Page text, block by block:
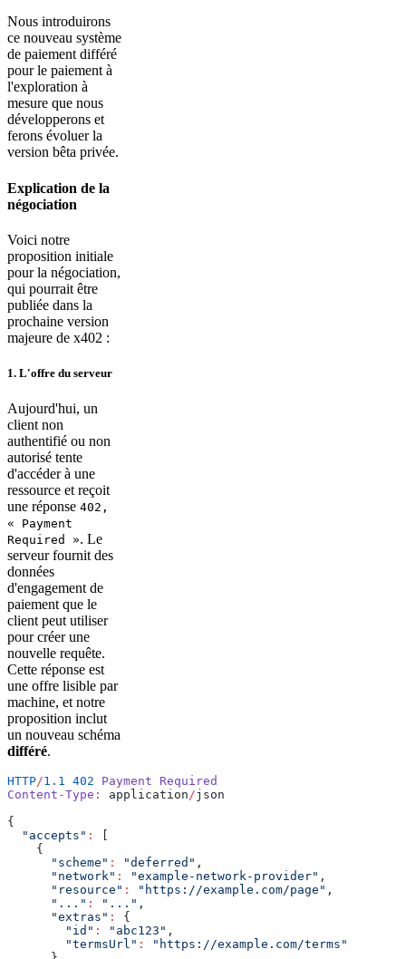
Nous introduirons
ce nouveau système
de paiement différé
pour le paiement à
l'exploration à
mesure que nous
développerons et
ferons évoluer la
version bêta privée.
Explication de la
négociation
Voici notre
proposition initiale
pour la négociation,
qui pourrait être
publiée dans la
prochaine version
majeure de x402 :
1. L'offre du serveur
Aujourd'hui, un
client non
authentifié ou non
autorisé tente
d'accéder à une
ressource et reçoit
une réponse 402,
« Payment
Required ». Le
serveur fournit des
données
d'engagement de
paiement que le
client peut utiliser
pour créer une
nouvelle requête.
Cette réponse est
une offre lisible par
machine, et notre
proposition inclut
un nouveau schéma
différé.
HTTP/1.1 402 Payment Required
Content -Type : application/json
{
  "accepts"
:
    {
      "scheme"
: "deferred" ,
      "network"
: "example-network-provider" ,
      "resource"
: "https://example.com/page" ,
      "..."
: "..." ,
      "extras"
:
{
        "id"
: "abc123" ,
        "termsUrl"
:
"https://example.com/terms"